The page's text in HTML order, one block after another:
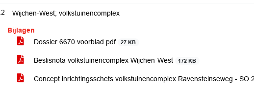
Wijchen-West; volkstuinencomplex
Bijlagen
Dossier 6670 voorblad.pdf
27 KB
Beslisnota volkstuinencomplex Wijchen-West 172 KB
Concept inrichtingsschets volkstuinencomplex Ravensteinseweg - SO